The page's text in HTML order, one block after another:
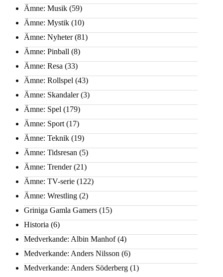
Ämne: Musik (59)
Ämne: Mystik (10)
Ämne: Nyheter(81)
Ämne: Pinball (8)
Ämne: Resa (33)
Ämne: Rollspel (43)
Ämne: Skandaler(3)
Ämne: Spel (179)
Ämne: Sport (17)
Ämne: Teknik (19)
Ämne: Tidsresan (5)
Ämne: Trender(21)
Ämne: TV-serie (122)
Ämne: Wrestling (2)
Griniga Gamla Gamers (15)
Historia (6)
Medverkande: Albin Manhof(4)
Medverkande: Anders Nilsson (6)
Medverkande: Anders Söderberg (1)